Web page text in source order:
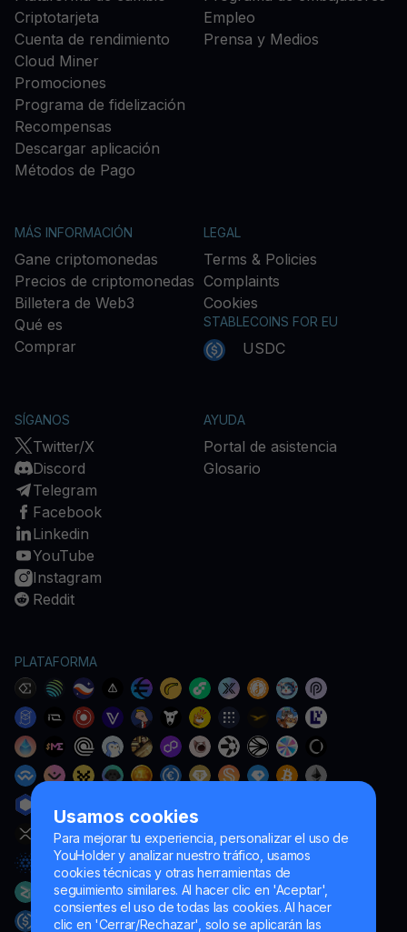
Usamos cookies
Para mejorar tu experiencia, personalizar el uso de
YouHolder y analizar nuestro tráfico, usamos
cookies técnicas y otras herramientas de
seguimiento similares. Al hacer clic en 'Aceptar',
consientes el uso de todas las cookies. Al hacer
clic en 'Cerrar/Rechazar', solo se aplicarán las
Criptotarjeta
Cuenta de rendimiento
Cloud Miner
Promociones
Programa de fidelización
Recompensas
Descargar aplicación
Métodos de Pago
Empleo
Prensa y Medios
MÁS INFORMACIÓN
Gane criptomonedas
Precios de criptomonedas
Billetera de Web3
Qué es
Comprar
LEGAL
Terms & Policies
Complaints
Cookies
STABLECOINS FOR EU
USDC
SÍGANOS
Twitter/X
Discord
Telegram
Facebook
Linkedin
YouTube
Instagram
Reddit
AYUDA
Portal de asistencia
Glosario
PLATAFORMA